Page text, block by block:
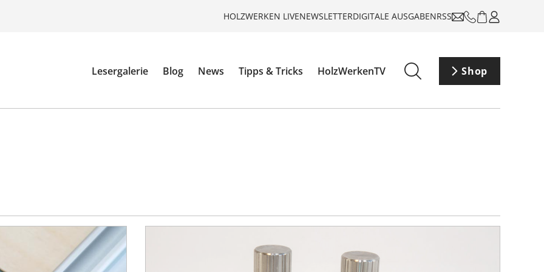
HOLZWERKEN LIVENEWSLETTERDIGITALE AUSGABENRSS
Lesergalerie Blog News Tipps & Tricks HolzWerkenTV Shop